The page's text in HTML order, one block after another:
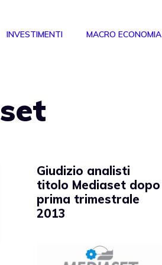
INVESTIMENTI MACRO ECONOMIA
Giudizio analisti
titolo Mediaset dopo
prima trimestrale
2013